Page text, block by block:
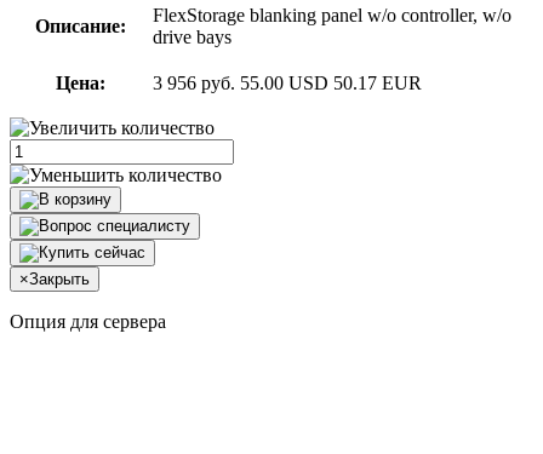
Описание:
FlexStorage blanking panel w/o controller, w/o
drive bays
Цена: 3 956 руб. 55.00 USD 50.17 EUR
×Закрыть
Опция для сервера